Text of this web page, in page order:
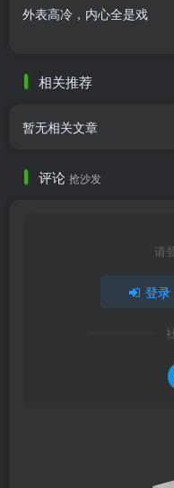
外表高冷，内心全是戏
相关推荐
暂无相关文章
评论 抢沙发
请
登录